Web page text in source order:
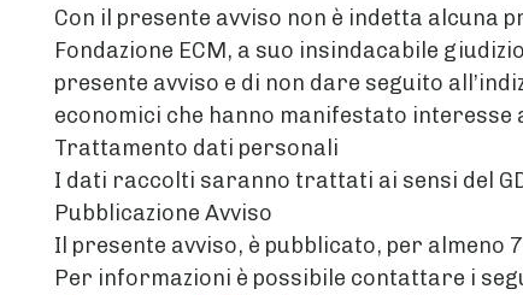
Con il presente avviso non è indetta
Fondazione ECM, a suo insindacabile
presente avviso e di non dare seguito
economici che hanno manifestato interesse
Trattamento dati personali
I dati raccolti saranno trattati ai sensi del
Pubblicazione Avviso
Il presente avviso, è pubblicato, per almeno
Per informazioni è possibile contattare i